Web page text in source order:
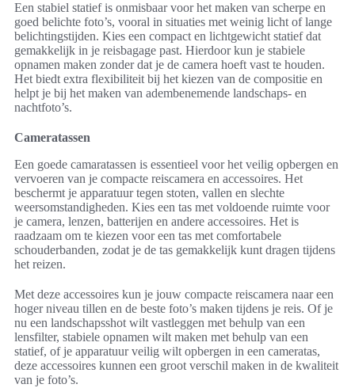
Een stabiel statief is onmisbaar voor het maken van scherpe en
goed belichte foto’s, vooral in situaties met weinig licht of lange
belichtingstijden. Kies een compact en lichtgewicht statief dat
gemakkelijk in je reisbagage past. Hierdoor kun je stabiele
opnamen maken zonder dat je de camera hoeft vast te houden.
Het biedt extra flexibiliteit bij het kiezen van de compositie en
helpt je bij het maken van adembenemende landschaps- en
nachtfoto’s.
Cameratassen
Een goede camaratassen is essentieel voor het veilig opbergen en
vervoeren van je compacte reiscamera en accessoires. Het
beschermt je apparatuur tegen stoten, vallen en slechte
weersomstandigheden. Kies een tas met voldoende ruimte voor
je camera, lenzen, batterijen en andere accessoires. Het is
raadzaam om te kiezen voor een tas met comfortabele
schouderbanden, zodat je de tas gemakkelijk kunt dragen tijdens
het reizen.
Met deze accessoires kun je jouw compacte reiscamera naar een
hoger niveau tillen en de beste foto’s maken tijdens je reis. Of je
nu een landschapsshot wilt vastleggen met behulp van een
lensfilter, stabiele opnamen wilt maken met behulp van een
statief, of je apparatuur veilig wilt opbergen in een cameratas,
deze accessoires kunnen een groot verschil maken in de kwaliteit
van je foto’s.